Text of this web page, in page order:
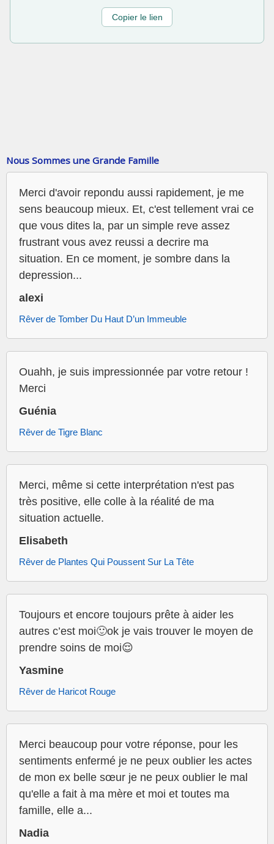
Copier le lien
Nous Sommes une Grande Famille
Merci d'avoir repondu aussi rapidement, je me
sens beaucoup mieux. Et, c'est tellement vrai ce
que vous dites la, par un simple reve assez
frustrant vous avez reussi a decrire ma
situation. En ce moment, je sombre dans la
depression...
alexi
Rêver de Tomber Du Haut D’un Immeuble
Ouahh, je suis impressionnée par votre retour !
Merci
Guénia
Rêver de Tigre Blanc
Merci, même si cette interprétation n'est pas
très positive, elle colle à la réalité de ma
situation actuelle.
Elisabeth
Rêver de Plantes Qui Poussent Sur La Tête
Toujours et encore toujours prête à aider les
autres c’est moi🙂ok je vais trouver le moyen de
prendre soins de moi😌
Yasmine
Rêver de Haricot Rouge
Merci beaucoup pour votre réponse, pour les
sentiments enfermé je ne peux oublier les actes
de mon ex belle sœur je ne peux oublier le mal
qu'elle a fait à ma mère et moi et toutes ma
famille, elle a...
Nadia